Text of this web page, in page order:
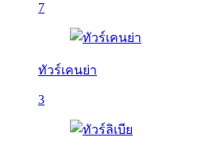
7
ทัวร์เคนย่า
3